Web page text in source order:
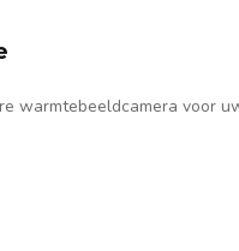
warmtebeeldcamera voor